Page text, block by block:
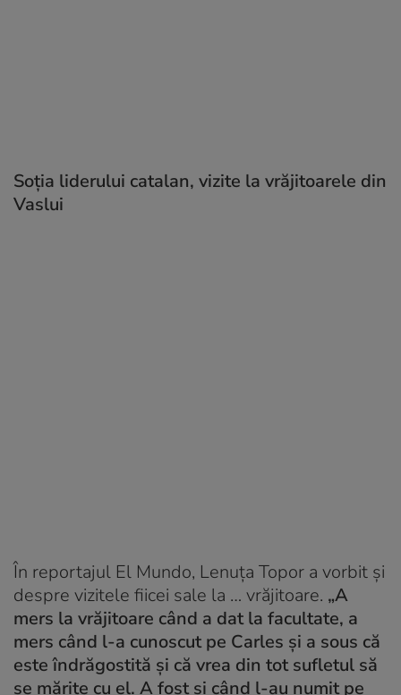
Soția liderului catalan, vizite la vrăjitoarele din
Vaslui
În reportajul El Mundo, Lenuța Topor a vorbit și
despre vizitele fiicei sale la … vrăjitoare. „A
mers la vrăjitoare când a dat la facultate, a
mers când l-a cunoscut pe Carles și a sous că
este îndrăgostită și că vrea din tot sufletul să
se mărite cu el. A fost și când l-au numit pe